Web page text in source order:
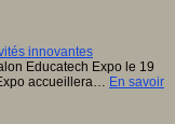
innovantes
Educatech Expo le 19
accueillera… En savoir